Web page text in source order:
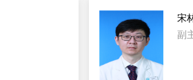
宋
副